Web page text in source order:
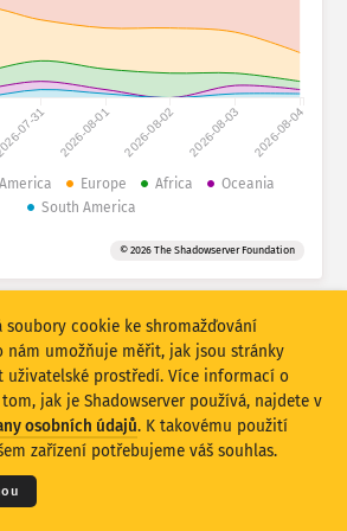
Překrývající se
Obnovit
Stáhnout jako PNG
2026-07-31 2026-08-01 2026-08-02 2026-08-03 2026-08-04
Europe Africa
Oceania
South America
© 2026 The Shadowserver Foundation
SHADOWSERVER FOUNDATION
osobních údajů a podmínky
nás
Kredity
soubory cookie ke shromažďování
nám umožňuje měřit, jak jsou stránky
uživatelské prostředí. Více informací o
jak je Shadowserver používá, najdete v
osobních údajů. K takovému použití
zařízení potřebujeme váš souhlas.